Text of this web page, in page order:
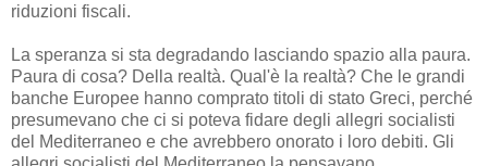
riduzioni fiscali.
La speranza si sta degradando lasciando spazio alla paura.
Paura di cosa? Della realtà. Qual'è la realtà? Che le grandi
banche Europee hanno comprato titoli di stato Greci, perché
presumevano che ci si poteva fidare degli allegri socialisti
del Mediterraneo e che avrebbero onorato i loro debiti. Gli